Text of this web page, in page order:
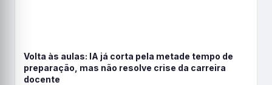
Volta às aulas: IA já corta pela metade tempo de
preparação, mas não resolve crise da carreira
docente